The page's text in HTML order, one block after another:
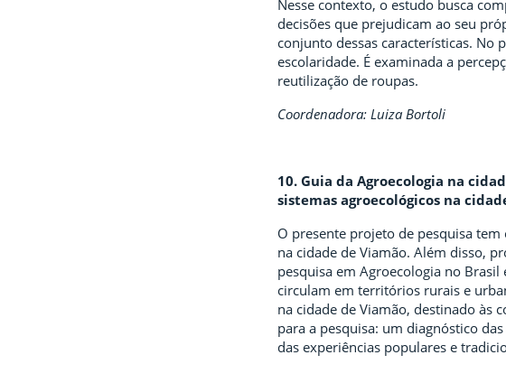
Nesse contexto, o estudo busca
decisões que prejudicam ao seu
conjunto dessas características. No
escolaridade. É examinada a
reutilização de roupas.
Coordenadora: Luiza Bortoli
10. Guia da Agroecologia na
sistemas agroecológicos na
O presente projeto de pesquisa
na cidade de Viamão. Além disso,
pesquisa em Agroecologia no
circulam em territórios rurais e
na cidade de Viamão, destinado às
para a pesquisa: um diagnóstico
das experiências populares e